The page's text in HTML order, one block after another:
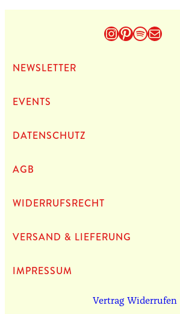
Instagram
Pinterest
Spotify
E-Mail
NEWS­LET­TER
EVENTS
DATEN­SCHUTZ
AGB
WIDERRUFSRECHT
VERSAND & LIEFERUNG
IMPRES­SUM
Vertrag Widerrufen